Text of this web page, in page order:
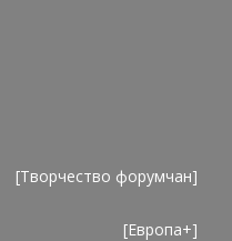
[Творчество форумчан]
[Европа+]